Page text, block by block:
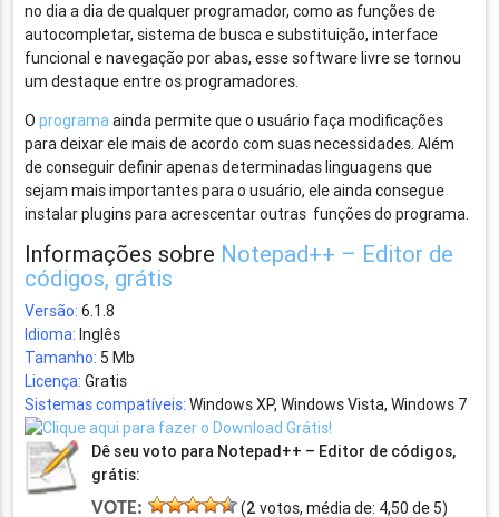
no dia a dia de qualquer programador, como as funções de
autocompletar, sistema de busca e substituição, interface
funcional e navegação por abas, esse software livre se tornou
um destaque entre os programadores.
Oprogramaainda permite que o usuário faça modificações
para deixar ele mais de acordo com suas necessidades. Além
de conseguir definir apenas determinadas linguagens que
sejam mais importantes para o usuário, ele ainda consegue
instalar plugins para acrescentar outras funções do programa.
Informações sobre Notepad++ – Editor de
códigos, grátis
Versão: 6.1.8
Idioma: Inglês
Tamanho: 5 Mb
Licença: Gratis
Sistemas compatíveis: Windows XP, Windows Vista, Windows 7
Dê seu voto para Notepad++ – Editor de códigos,
grátis:
VOTE: (2 votos, média de: 4,50 de 5)